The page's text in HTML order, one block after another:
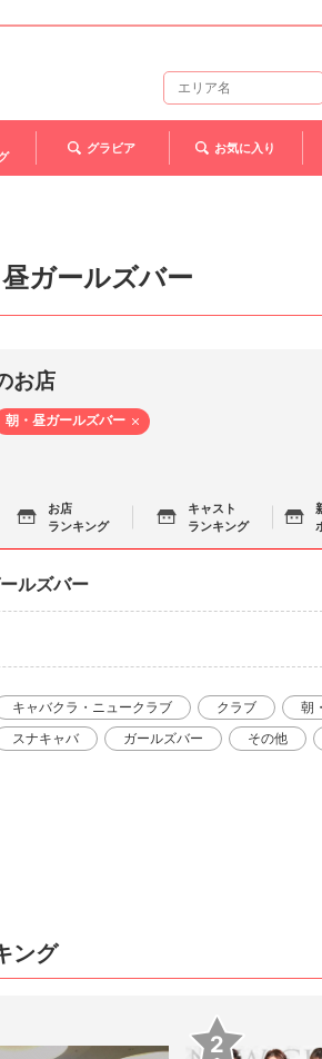
グラビア お気に入り
ガールズバー
お店
朝・昼ガールズバー
お店
ランキング
キャスト
ランキング
ルズバー
キャバクラ・ニュークラブ クラブ 朝
スナキャバ
ガールズバー その他
ング
2